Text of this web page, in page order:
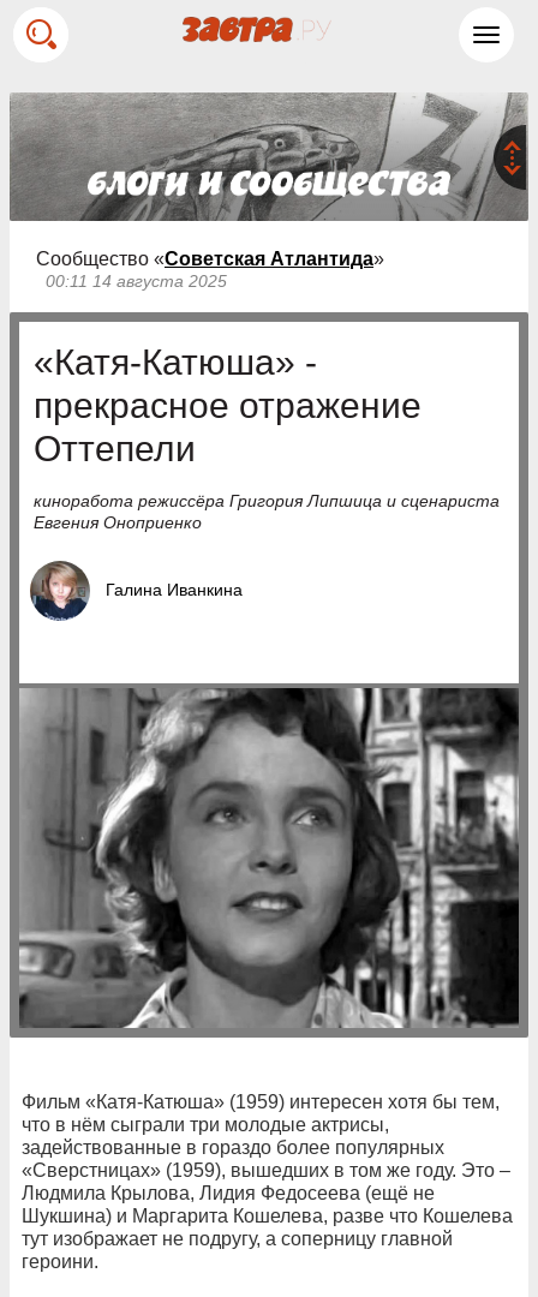
Сообщество «Советская Атлантида»
00:11 14 августа 2025
«Катя-Катюша» -
прекрасное отражение
Оттепели
киноработа режиссёра Григория Липшица и сценариста
Евгения Оноприенко
Галина Иванкина
Фильм «Катя-Катюша» (1959) интересен хотя бы тем,
что в нём сыграли три молодые актрисы,
задействованные в гораздо более популярных
«Сверстницах» (1959), вышедших в том же году. Это –
Людмила Крылова, Лидия Федосеева (ещё не
Шукшина) и Маргарита Кошелева, разве что Кошелева
тут изображает не подругу, а соперницу главной
героини.